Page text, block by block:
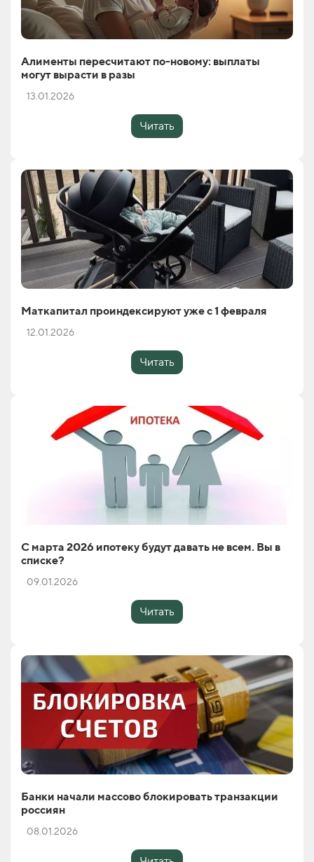
Алименты пересчитают по-новому: выплаты
могут вырасти в разы
13.01.2026
Читать
Маткапитал проиндексируют уже с 1 февраля
12.01.2026
Читать
С марта 2026 ипотеку будут давать не всем. Вы в
списке?
09.01.2026
Читать
Банки начали массово блокировать транзакции
россиян
08.01.2026